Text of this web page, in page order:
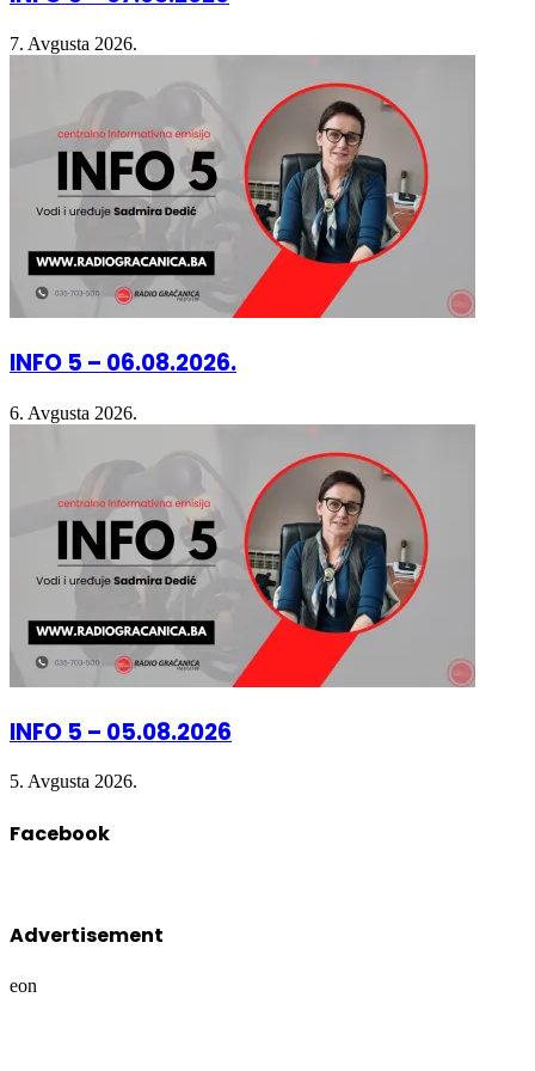
INFO 5 – 06.08.2026.
6. Avgusta 2026.
INFO 5 – 05.08.2026
5. Avgusta 2026.
Facebook
eon